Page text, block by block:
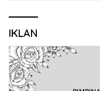
IKLAN